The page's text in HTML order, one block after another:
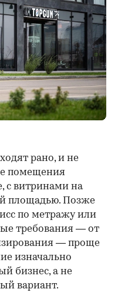
рано, и не
помещения
с витринами на
площадью. Позже
по метражу или
требования — от
— проще
изначально
бизнес, а не
вариант.